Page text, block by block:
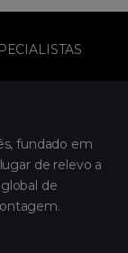
fundado em
de relevo a
de